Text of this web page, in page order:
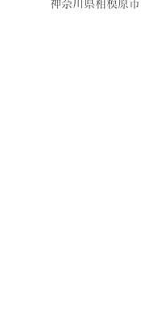
神奈川県相模原